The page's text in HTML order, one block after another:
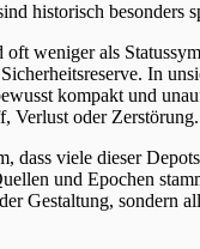
historisch besonders
oft weniger als
In
kompakt und
Verlust oder Zerstörung.
dass viele dieser
und Epochen
Gestaltung, sondern